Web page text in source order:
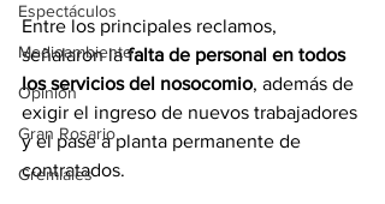
Espectáculos
Medioambiente
Opinión
Gran Rosario
Gremiales
Entre los principales reclamos,
señalaron la falta de personal en todos
los servicios del nosocomio, además de
exigir el ingreso de nuevos trabajadores
y el pase a planta permanente de
contratados.